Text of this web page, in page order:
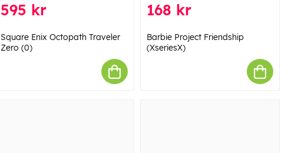
595 kr
Square Enix Octopath Traveler
Zero (0)
168 kr
Barbie Project Friendship
(XseriesX)